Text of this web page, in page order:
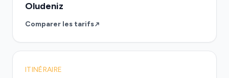
Oludeniz
Comparer les tarifs
ITINÉRAIRE